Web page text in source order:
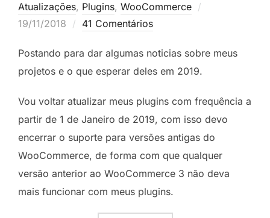
Atualizações, Plugins, WooCommerce
19/11/2018 41 Comentários
Postando para dar algumas noticias sobre meus
projetos e o que esperar deles em 2019.
Vou voltar atualizar meus plugins com frequência a
partir de 1 de Janeiro de 2019, com isso devo
encerrar o suporte para versões antigas do
WooCommerce, de forma com que qualquer
versão anterior ao WooCommerce 3 não deva
mais funcionar com meus plugins.